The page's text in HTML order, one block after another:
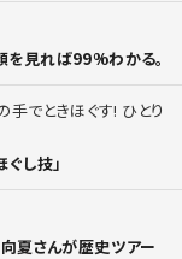
見れば99%わかる。
でときほぐす! ひとり
し技」
向夏さんが歴史ツアー